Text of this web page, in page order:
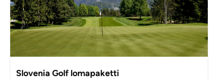
Slovenia Golf lomapaketti